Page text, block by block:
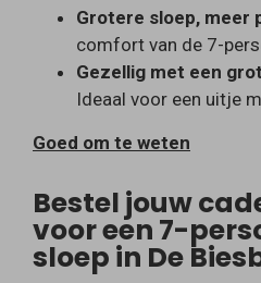
Grotere sloep, meer
comfort van de 7-
Gezellig met een
Ideaal voor een uitje
Goed om te weten
Bestel jouw
voor een 7-
sloep in De